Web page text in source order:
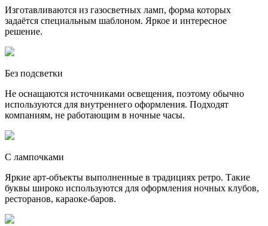
Изготавливаются из газосветных ламп, форма которых
задаётся специальным шаблоном. Яркое и интересное
решение.
Без подсветки
Не оснащаются источниками освещения, поэтому обычно
используются для внутреннего оформления. Подходят
компаниям, не работающим в ночные часы.
С лампочками
Яркие арт-объекты выполненные в традициях ретро. Такие
буквы широко используются для оформления ночных клубов,
ресторанов, караоке-баров.